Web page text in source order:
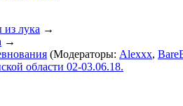
из лука →
→
(Модераторы: Alexxx,
области 02-03.06.18.